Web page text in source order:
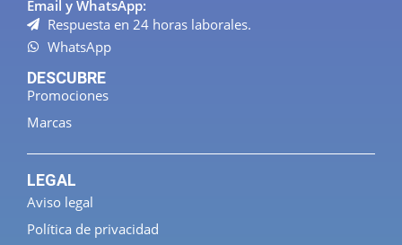
Email y WhatsApp:
Respuesta en 24 horas laborales.
WhatsApp
DESCUBRE
Promociones
Marcas
LEGAL
Aviso legal
Política de privacidad